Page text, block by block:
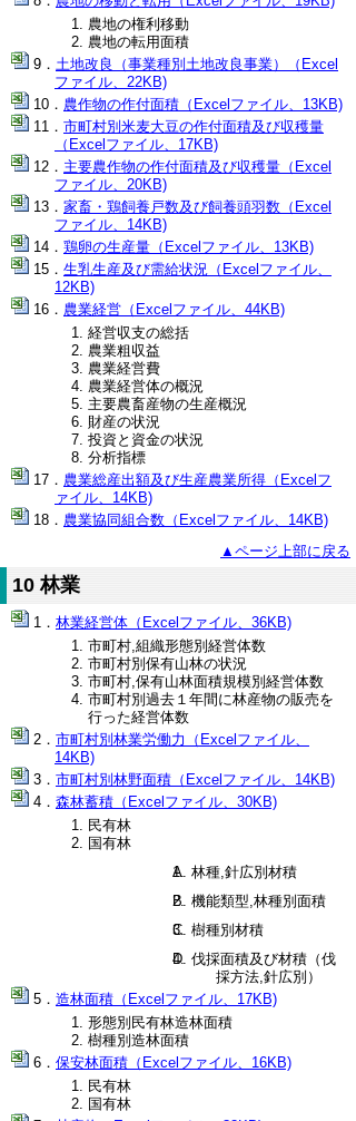
農地の権利移動
農地の転用面積
土地改良（事業種別土地改良事業）（Excel
ファイル、22KB)
農作物の作付面積（Excelファイル、13KB)
市町村別米麦大豆の作付面積及び収穫量
（Excelファイル、17KB)
主要農作物の作付面積及び収穫量（Excel
ファイル、20KB)
家畜・鶏飼養戸数及び飼養頭羽数（Excel
ファイル、14KB)
鶏卵の生産量（Excelファイル、13KB)
生乳生産及び需給状況（Excelファイル、
12KB)
農業経営（Excelファイル、44KB)
経営収支の総括
農業粗収益
農業経営費
農業経営体の概況
主要農畜産物の生産概況
財産の状況
投資と資金の状況
分析指標
農業総産出額及び生産農業所得（Excelフ
ァイル、14KB)
農業協同組合数（Excelファイル、14KB)
▲ページ上部に戻る
10 林業
林業経営体（Excelファイル、36KB)
市町村,組織形態別経営体数
市町村別保有山林の状況
市町村,保有山林面積規模別経営体数
市町村別過去１年間に林産物の販売を
行った経営体数
市町村別林業労働力（Excelファイル、
14KB)
市町村別林野面積（Excelファイル、14KB)
森林蓄積（Excelファイル、30KB)
民有林
国有林
A. 林種,針広別材積
B. 機能類型,林種別面積
C. 樹種別材積
D. 伐採面積及び材積（伐
採方法,針広別）
造林面積（Excelファイル、17KB)
形態別民有林造林面積
樹種別造林面積
保安林面積（Excelファイル、16KB)
民有林
国有林